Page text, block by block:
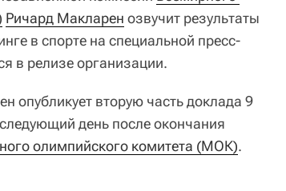
Ричард Макларен озвучит результаты
в спорте на специальной пресс-
в релизе организации.
опубликует вторую часть доклада 9
день после окончания
олимпийского комитета (МОК).